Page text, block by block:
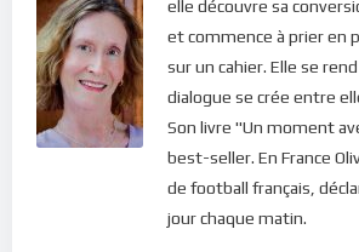
de poster des commentaires) et pour les
veuillez cliquer ici :Inscription
elle découvre sa
et commence à prier en
sur un cahier. Elle se
dialogue se crée entre
Son livre "Un moment
best-seller. En France
de football français,
jour chaque matin.